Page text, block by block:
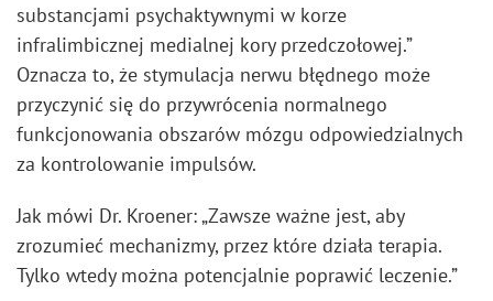
substancjami psychaktywnymi w korze
infralimbicznej medialnej kory przedczołowej.”
Oznacza to, że stymulacja nerwu błędnego może
przyczynić się do przywrócenia normalnego
funkcjonowania obszarów mózgu odpowiedzialnych
za kontrolowanie impulsów.
Jak mówi Dr. Kroener: „Zawsze ważne jest, aby
zrozumieć mechanizmy, przez które działa terapia.
Tylko wtedy można potencjalnie poprawić leczenie.”